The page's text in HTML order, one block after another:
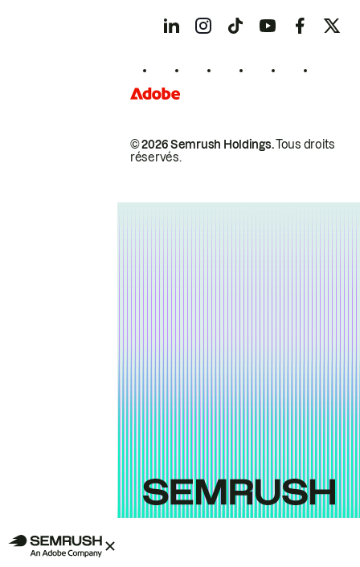
© 2026 Semrush Holdings.Tous droits
réservés.